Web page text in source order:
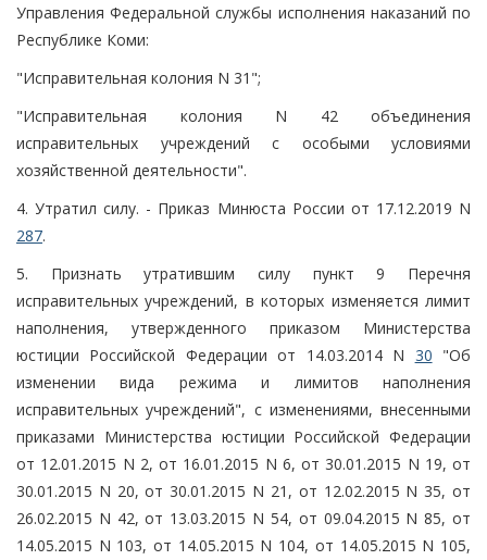
Управления Федеральной службы исполнения наказаний по
Республике Коми:
"Исправительная колония N 31";
"Исправительная колония N 42 объединения
исправительных учреждений с особыми условиями
хозяйственной деятельности".
4. Утратил силу. - Приказ Минюста России от 17.12.2019 N
287.
5. Признать утратившим силу пункт 9 Перечня
исправительных учреждений, в которых изменяется лимит
наполнения, утвержденного приказом Министерства
юстиции Российской Федерации от 14.03.2014 N 30 "Об
изменении вида режима и лимитов наполнения
исправительных учреждений", с изменениями, внесенными
приказами Министерства юстиции Российской Федерации
от 12.01.2015 N 2, от 16.01.2015 N 6, от 30.01.2015 N 19, от
30.01.2015 N 20, от 30.01.2015 N 21, от 12.02.2015 N 35, от
26.02.2015 N 42, от 13.03.2015 N 54, от 09.04.2015 N 85, от
14.05.2015 N 103, от 14.05.2015 N 104, от 14.05.2015 N 105,